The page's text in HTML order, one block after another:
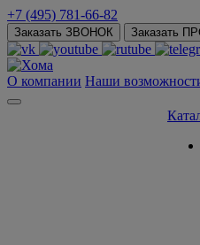
+7 (495) 781-66-82
Заказать ЗВОНОК Заказать
О компании Наши